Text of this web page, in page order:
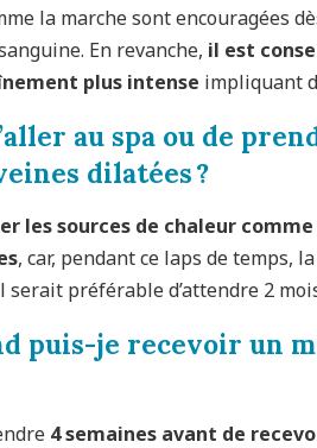
la marche sont encouragées
En revanche, il est
plus intense impliquant
au spa ou de
dilatées ?
les sources de chaleur
, car, pendant ce laps de temps,
serait préférable d’attendre 2
puis-je recevoir un
4 semaines avant de